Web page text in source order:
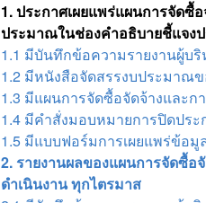
1. ประกาศเผยแพร่แผนการจัดซื้
ประมาณในช่องคำอธิบายชี้แจง
1.1 มีบันทึกข้อความรายงานผู้บ
1.2 มีหนังสือจัดสรรงบประมาณ
1.3 มีแผนการจัดซื้อจัดจ้างและ
1.4 มีคำสั่งมอบหมายการปิดปร
1.5 มีแบบฟอร์มการเผยแพร่ข้อ
2. รายงานผลของแผนการจัดซื้อ
ดำเนินงาน ทุกไตรมาส